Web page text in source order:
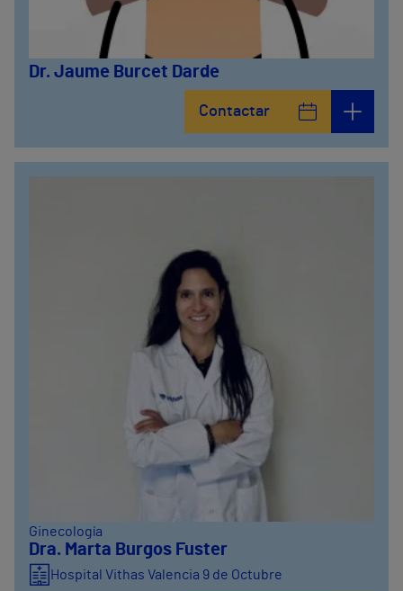
Dr. Jaume Burcet Darde
Contactar
Ginecología
Dra. Marta Burgos Fuster
Hospital Vithas Valencia 9 de Octubre